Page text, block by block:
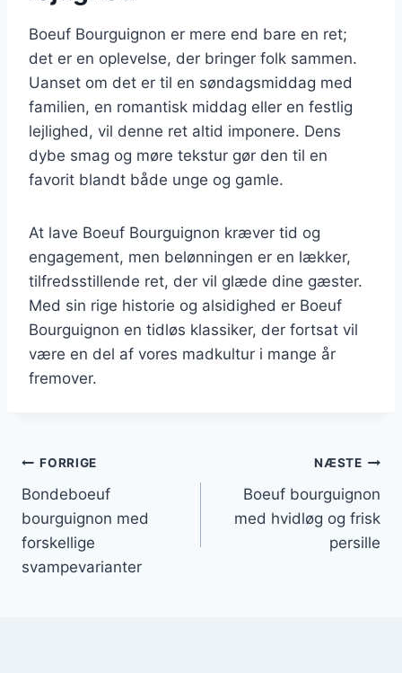
Boeuf Bourguignon er mere end bare en ret;
det er en oplevelse, der bringer folk sammen.
Uanset om det er til en søndagsmiddag med
familien, en romantisk middag eller en festlig
lejlighed, vil denne ret altid imponere. Dens
dybe smag og møre tekstur gør den til en
favorit blandt både unge og gamle.
At lave Boeuf Bourguignon kræver tid og
engagement, men belønningen er en lækker,
tilfredsstillende ret, der vil glæde dine gæster.
Med sin rige historie og alsidighed er Boeuf
Bourguignon en tidløs klassiker, der fortsat vil
være en del af vores madkultur i mange år
fremover.
Indlægsnavigation
FORRIGE
Bondeboeuf
bourguignon med
forskellige
svampevarianter
NÆSTE
Boeuf bourguignon
med hvidløg og frisk
persille